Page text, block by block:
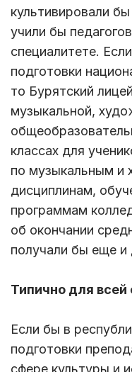
культивировали
учили бы
специалитете.
подготовки
то Бурятский
музыкальной,
классах для
по музыкальным и
дисциплинам,
программам
об окончании
получали бы еще
Типично для всей
Если бы в
подготовки
сфере культуры и